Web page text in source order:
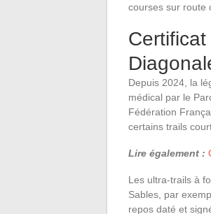
courses sur route
Depuis 2024, la
médical par le
Fédération
certains trails
Lire également :
Les ultra-trails à
Sables, par
repos daté et